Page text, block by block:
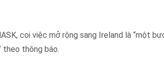
coi việc mở rộng sang Ireland là “một
theo thông báo.